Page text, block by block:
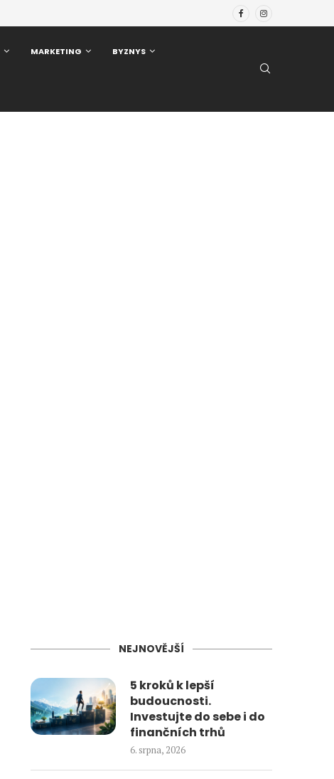
MARKETING BYZNYS
NEJNOVĚJŠÍ
5 kroků k lepší
budoucnosti.
Investujte do sebe i do
finančních trhů
6. srpna, 2026